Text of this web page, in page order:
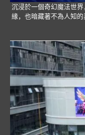
沉浸於一個奇幻魔法世
緣，也暗藏著不為人知